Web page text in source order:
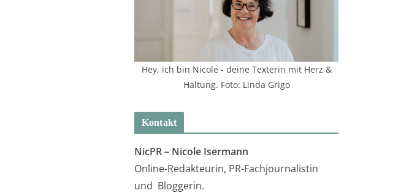
Hey, ich bin Nicole - deine Texterin mit Herz &
Haltung. Foto: Linda Grigo
Kontakt
NicPR – Nicole Isermann
Online-Redakteurin, PR-Fachjournalistin
und Bloggerin.